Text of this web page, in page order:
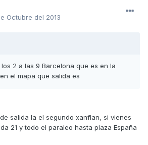
Octubre del 2013
2 a las 9 Barcelona que es en la
el mapa que salida es
salida la el segundo xanflan, si vienes
21 y todo el paraleo hasta plaza España